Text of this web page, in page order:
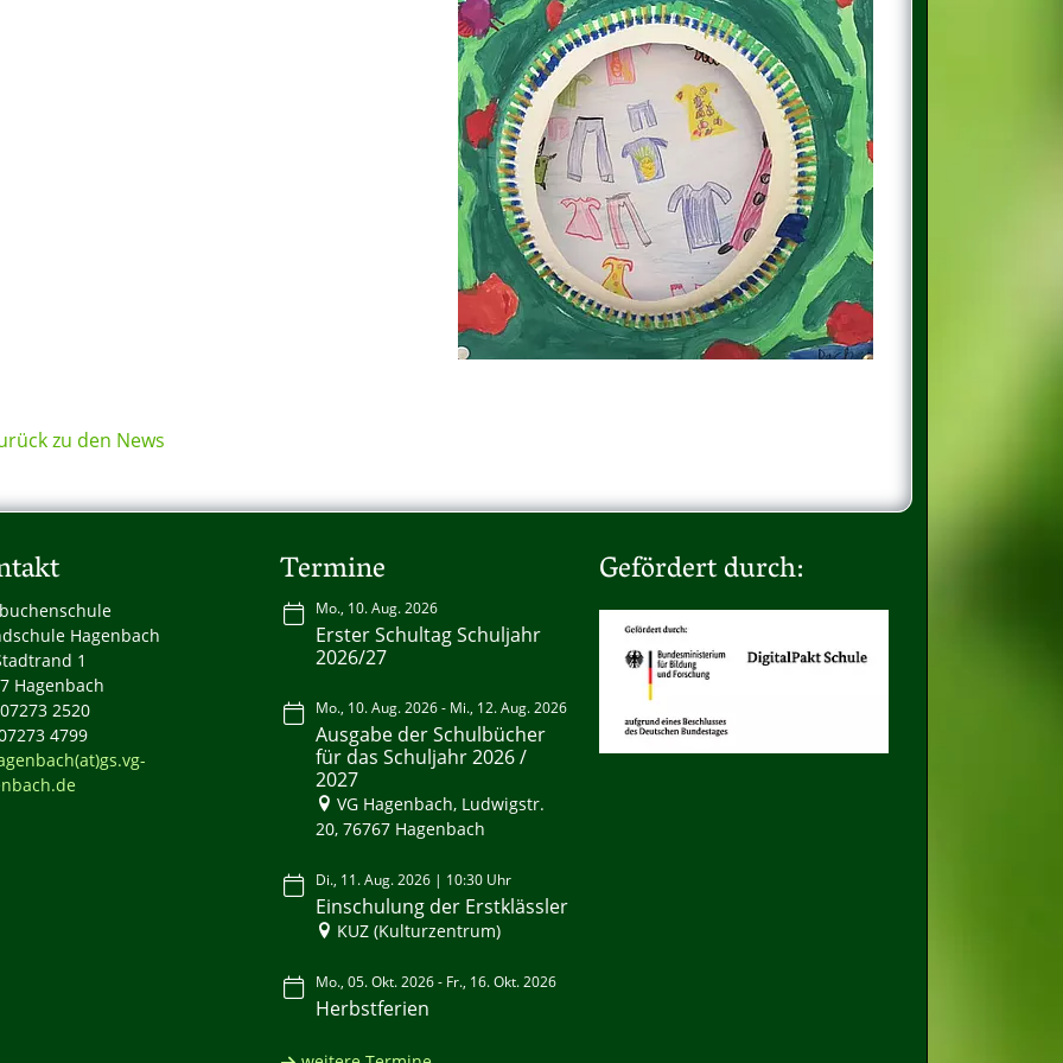
zu den News
Hagenbach
1
Hagenbach
2520
4799
Termine
Mo., 10. Aug. 2026
Erster Schultag Schuljahr
2026/27
Mo., 10. Aug. 2026 - Mi., 12. Aug. 2026
Ausgabe der Schulbücher
für das Schuljahr 2026 /
2027
VG Hagenbach, Ludwigstr.
20, 76767 Hagenbach
Di., 11. Aug. 2026 | 10:30 Uhr
Einschulung der Erstklässler
KUZ (Kulturzentrum)
Mo., 05. Okt. 2026 - Fr., 16. Okt. 2026
Herbstferien
Gefördert durch: